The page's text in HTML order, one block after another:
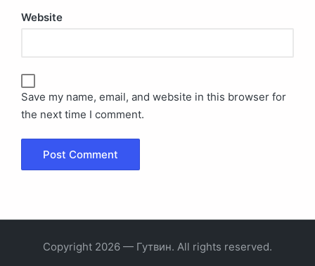
Website
Save my name, email, and website in this browser for
the next time I comment.
Copyright 2026 — Гутвин. All rights reserved.